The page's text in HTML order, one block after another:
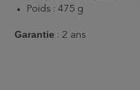
Poids : 475 g
Garantie : 2 ans